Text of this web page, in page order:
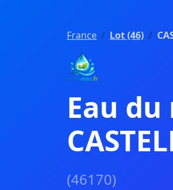
France Lot (46)
Eau
(46170)